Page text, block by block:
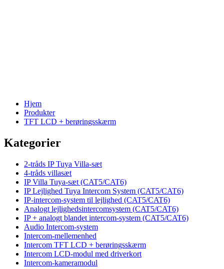
Hjem
Produkter
TFT LCD + berøringsskærm
Kategorier
2-tråds IP Tuya Villa-sæt
4-tråds villasæt
IP Villa Tuya-sæt (CAT5/CAT6)
IP Lejlighed Tuya Intercom System (CAT5/CAT6)
IP-intercom-system til lejlighed (CAT5/CAT6)
Analogt lejlighedsintercomsystem (CAT5/CAT6)
IP + analogt blandet intercom-system (CAT5/CAT6)
Audio Intercom-system
Intercom-mellemenhed
Intercom TFT LCD + berøringsskærm
Intercom LCD-modul med driverkort
Intercom-kameramodul